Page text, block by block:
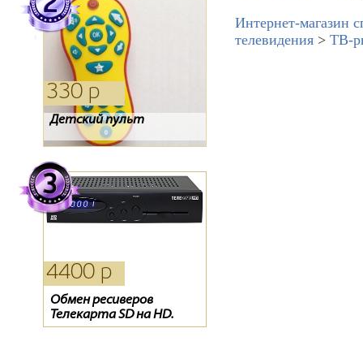
3080 р
Антенна 4g
330 р
Детский пульт
390 р
Пульт GS 8300 8300N
8300M
4950 р
Ресивер Opentech OHS1
740V
4400 р
Обмен ресиверов
Телекарта SD на HD.
Ресивер EVO-07
1640 р
D-COLOR 1002HD mini
Интернет-магазин
телевидения > ТВ-